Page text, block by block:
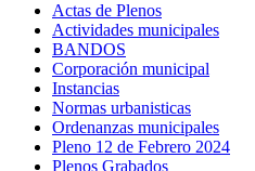
Actas de Plenos
Actividades municipales
BANDOS
Corporación municipal
Instancias
Normas urbanisticas
Ordenanzas municipales
Pleno 12 de Febrero 2024
Plenos Grabados